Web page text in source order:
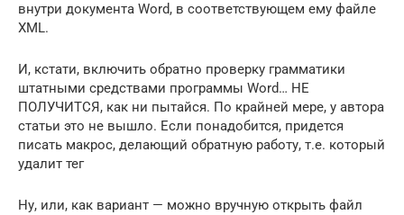
внутри документа Word, в соответствующем ему файле
XML.
И, кстати, включить обратно проверку грамматики
штатными средствами программы Word… НЕ
ПОЛУЧИТСЯ, как ни пытайся. По крайней мере, у автора
статьи это не вышло. Если понадобится, придется
писать макрос, делающий обратную работу, т.е. который
удалит тег
Ну, или, как вариант — можно вручную открыть файл